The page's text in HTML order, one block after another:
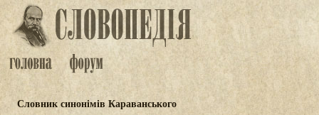
Словник синонімів Караванського